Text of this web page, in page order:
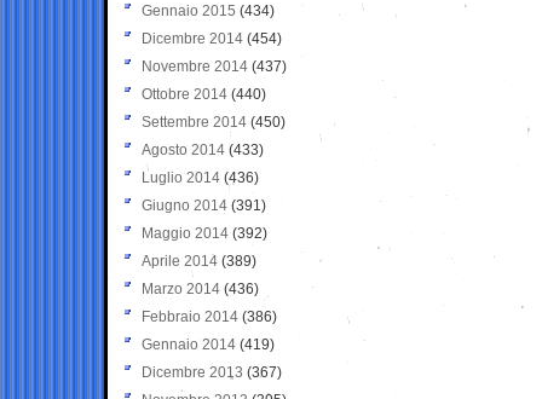
Gennaio 2015 (434)
Dicembre 2014 (454)
Novembre 2014 (437)
Ottobre 2014 (440)
Settembre 2014 (450)
Agosto 2014 (433)
Luglio 2014 (436)
Giugno 2014 (391)
Maggio 2014 (392)
Aprile 2014 (389)
Marzo 2014 (436)
Febbraio 2014 (386)
Gennaio 2014 (419)
Dicembre 2013 (367)